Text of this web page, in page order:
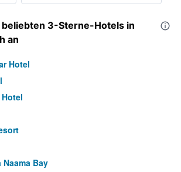
beliebten 3-Sterne-Hotels in
an
Hotel
Bay